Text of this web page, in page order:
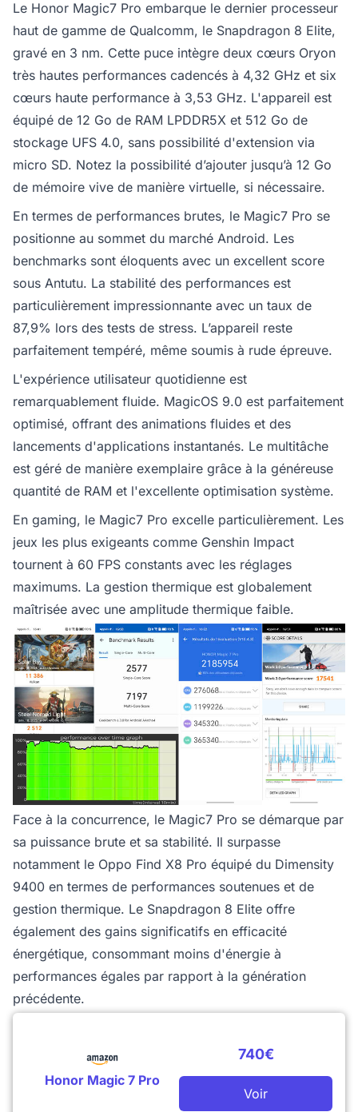
Le Honor Magic7 Pro embarque le dernier processeur
haut de gamme de Qualcomm, le Snapdragon 8 Elite,
gravé en 3 nm. Cette puce intègre deux cœurs Oryon
très hautes performances cadencés à 4,32 GHz et six
cœurs haute performance à 3,53 GHz. L'appareil est
équipé de 12 Go de RAM LPDDR5X et 512 Go de
stockage UFS 4.0, sans possibilité d'extension via
micro SD. Notez la possibilité d’ajouter jusqu’à 12 Go
de mémoire vive de manière virtuelle, si nécessaire.
En termes de performances brutes, le Magic7 Pro se
positionne au sommet du marché Android. Les
benchmarks sont éloquents avec un excellent score
sous Antutu. La stabilité des performances est
particulièrement impressionnante avec un taux de
87,9% lors des tests de stress. L’appareil reste
parfaitement tempéré, même soumis à rude épreuve.
L'expérience utilisateur quotidienne est
remarquablement fluide. MagicOS 9.0 est parfaitement
optimisé, offrant des animations fluides et des
lancements d'applications instantanés. Le multitâche
est géré de manière exemplaire grâce à la généreuse
quantité de RAM et l'excellente optimisation système.
En gaming, le Magic7 Pro excelle particulièrement. Les
jeux les plus exigeants comme Genshin Impact
tournent à 60 FPS constants avec les réglages
maximums. La gestion thermique est globalement
maîtrisée avec une amplitude thermique faible.
Face à la concurrence, le Magic7 Pro se démarque par
sa puissance brute et sa stabilité. Il surpasse
notamment le Oppo Find X8 Pro équipé du Dimensity
9400 en termes de performances soutenues et de
gestion thermique. Le Snapdragon 8 Elite offre
également des gains significatifs en efficacité
énergétique, consommant moins d'énergie à
performances égales par rapport à la génération
précédente.
Honor Magic 7 Pro
740€
Voir